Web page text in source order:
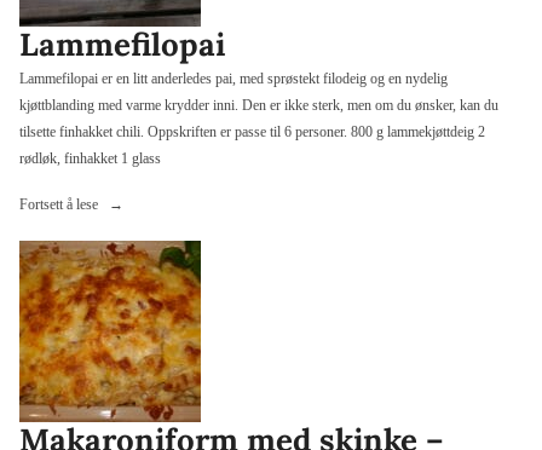
Lammefilopai
Lammefilopai er en litt anderledes pai, med sprøstekt filodeig og en nydelig
kjøttblanding med varme krydder inni. Den er ikke sterk, men om du ønsker, kan du
tilsette finhakket chili. Oppskriften er passe til 6 personer. 800 g lammekjøttdeig 2
rødløk, finhakket 1 glass
Fortsett å lese «Lammefilopai»
Makaroniform med skinke –